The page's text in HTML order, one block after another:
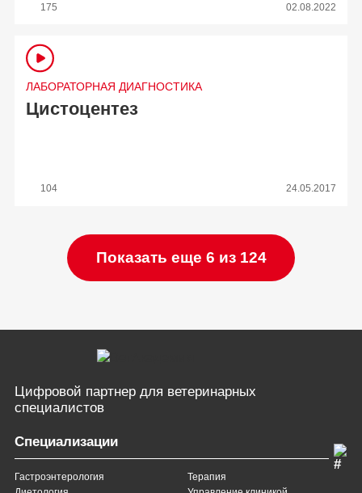
175 02.08.2022
ЛАБОРАТОРНАЯ ДИАГНОСТИКА
Цистоцентез
104 24.05.2017
Показать еще 6 из 124
Цифровой партнер для ветеринарных
специалистов
Специализации
Гастроэнтерология
Терапия